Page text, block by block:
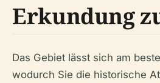
Erkundung
Das Gebiet lässt sich am
wodurch Sie die historische